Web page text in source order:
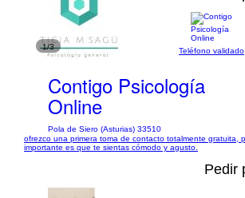
1/3
Contigo Psicología
Online
Pola de Siero (Asturias) 33510
Teléfono validado
ofrezco una primera toma de contacto totalmente gratuita,
importante es que te sientas cómodo y agusto.
Pedir